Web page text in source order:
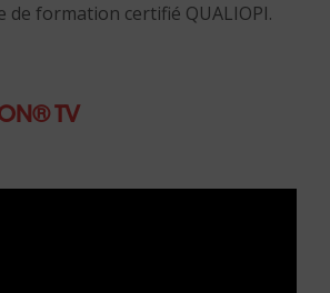
de formation certifié QUALIOPI.
TV